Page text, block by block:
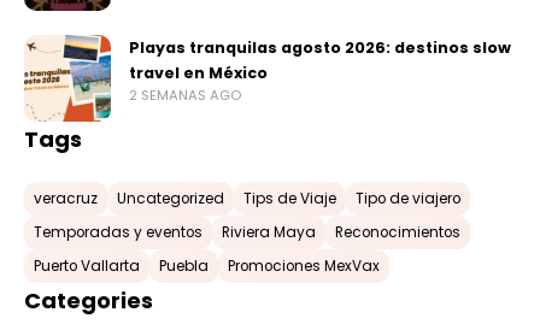
Playas tranquilas agosto 2026: destinos slow
travel en México
2 SEMANAS AGO
Tags
veracruz Uncategorized Tips de Viaje
Tipo de viajero
Temporadas y eventos
Riviera Maya
Reconocimientos
Puerto Vallarta
Puebla Promociones MexVax
Categories